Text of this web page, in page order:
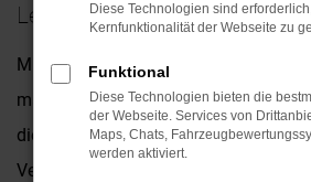
Leverkusen und Umgebung
Mit einem Subaru Forester
man (und frau) nichts falsch
dieses Modell bereits seit vielen
Vertragshändler überzeugter
Diese Technologien sind
Kernfunktionalität der Webseite zu
Funktional
Diese Technologien bieten die
der Webseite. Services von
Maps, Chats,
werden aktiviert.